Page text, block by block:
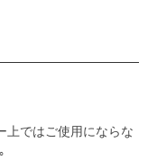
上ではご使用にならな